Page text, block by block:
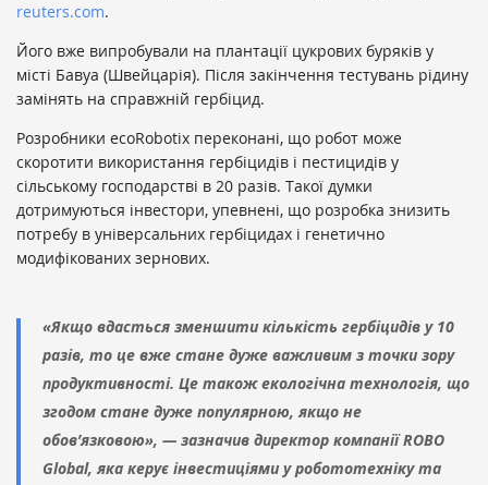
reuters.com.
Його вже випробували на плантації цукрових буряків у
місті Бавуа (Швейцарія). Після закінчення тестувань рідину
замінять на справжній гербіцид.
Розробники ecoRobotix переконані, що робот може
скоротити використання гербіцидів і пестицидів у
сільському господарстві в 20 разів. Такої думки
дотримуються інвестори, упевнені, що розробка знизить
потребу в універсальних гербіцидах і генетично
модифікованих зернових.
«Якщо вдасться зменшити кількість гербіцидів у 10
разів, то це вже стане дуже важливим з точки зору
продуктивності. Це також екологічна технологія, що
згодом стане дуже популярною, якщо не
обов’язковою», — зазначив директор компанії ROBO
Global, яка керує інвестиціями у робототехніку та